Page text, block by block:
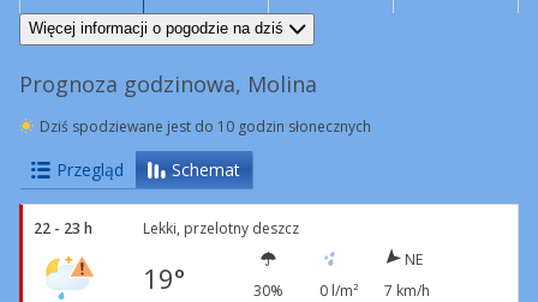
NE
6 km/h NW
5 km/h
Więcej informacji o pogodzie na dziś
Prognoza godzinowa, Molina
Dziś spodziewane jest do 10 godzin słonecznych
Przegląd Schemat
22 - 23 h Lekki, przelotny deszcz
19° 30% 0 l/m²
NE
7 km/h